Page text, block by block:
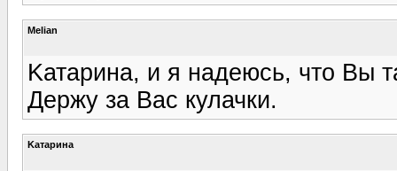
Melian
Kатарина, и я надеюсь, что Вы
Держу за Вас кулачки.
Kатарина